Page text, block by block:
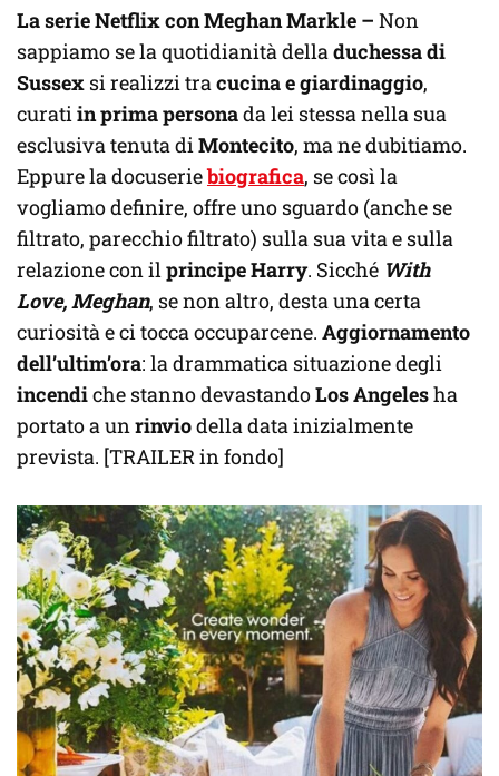
La serie Netflix con Meghan Markle – Non
sappiamo se la quotidianità della duchessa di
Sussex si realizzi tra cucina e giardinaggio,
curati in prima personada lei stessa nella sua
esclusiva tenuta di Montecito, ma ne dubitiamo.
Eppure la docuseriebiografica, se così la
vogliamo definire, offre uno sguardo (anche se
filtrato, parecchio filtrato) sulla sua vita e sulla
relazione con il principe Harry. Sicché With
Love, Meghan, se non altro, desta una certa
curiosità e ci tocca occuparcene. Aggiornamento
dell’ultim’ora: la drammatica situazione degli
incendiche stanno devastandoLos Angelesha
portato a un rinviodella data inizialmente
prevista. [TRAILER in fondo]